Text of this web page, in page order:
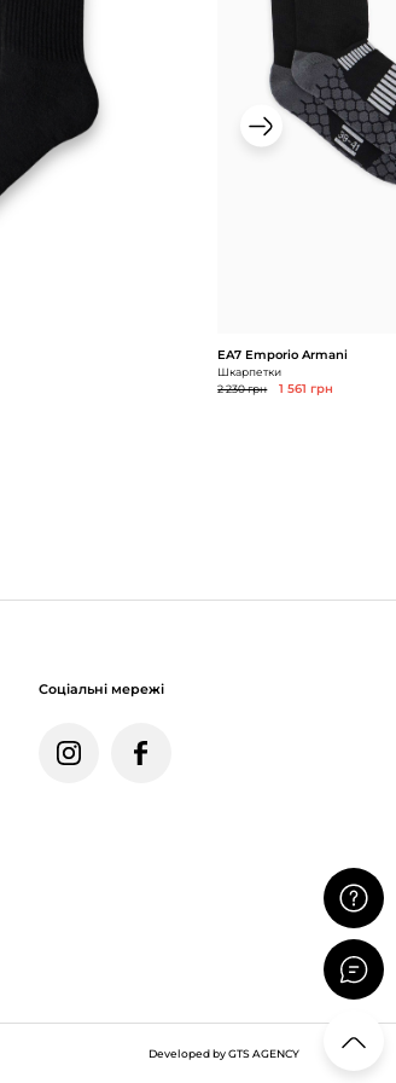
EA7 Emporio Armani
Шкарпетки
2 230 грн
1 561 грн
Соціальні мережі
Developed by GTS AGENCY